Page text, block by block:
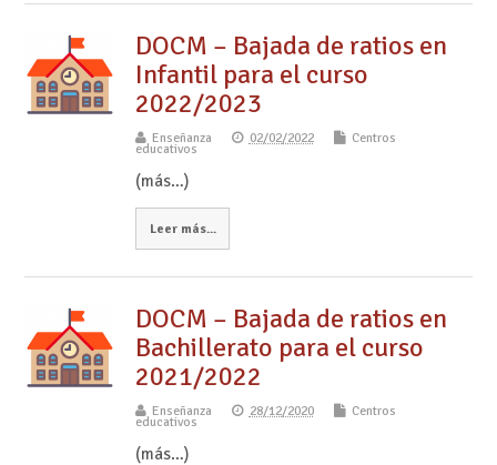
DOCM – Bajada de ratios en
Infantil para el curso
2022/2023
Enseñanza 02/02/2022 Centros
educativos
(más…)
Leer más...
DOCM – Bajada de ratios en
Bachillerato para el curso
2021/2022
Enseñanza 28/12/2020 Centros
educativos
(más…)